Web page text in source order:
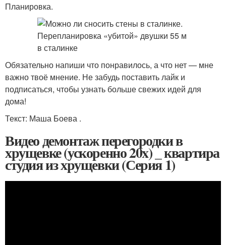
Планировка.
Обязательно напиши что понравилось, а что нет — мне
важно твоё мнение. Не забудь поставить лайк и
подписаться, чтобы узнать больше свежих идей для
дома!
Текст: Маша Боева .
Видео демонтаж перегородки в
хрущевке (ускоренно 20x) _ квартира
студия из хрущевки (Серия 1)